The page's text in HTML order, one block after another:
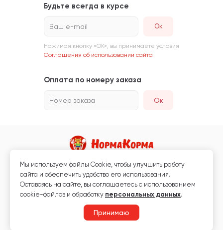
Будьте всегда в курсе
Ваш e-mail
Нажимая кнопку «ОК», вы принимаете условия
Соглашения об использовании сайта
Оплата по номеру заказа
Номер заказа Ок
Магазин кормов для животных и ветаптека
Любая информация, размещённая на сайте, не является публичной
офертой.
Мы используем файлы Сookie, чтобы улучшить работу
сайта и обеспечить удобство его использования.
Оставаясь на сайте, вы соглашаетесь с использованием
cookie-файлов и обработку персональных данных.
Принимаю